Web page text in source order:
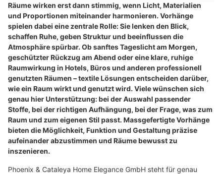
Räume wirken erst dann stimmig, wenn Licht, Materialien
und Proportionen miteinander harmonieren. Vorhänge
spielen dabei eine zentrale Rolle: Sie lenken den Blick,
schaffen Ruhe, geben Struktur und beeinflussen die
Atmosphäre spürbar. Ob sanftes Tageslicht am Morgen,
geschützter Rückzug am Abend oder eine klare, ruhige
Raumwirkung in Hotels, Büros und anderen professionell
genutzten Räumen – textile Lösungen entscheiden darüber,
wie ein Raum wirkt und genutzt wird. Viele wünschen sich
genau hier Unterstützung: bei der Auswahl passender
Stoffe, bei der richtigen Aufhängung, bei der Frage, was zum
Raum und zum eigenen Stil passt. Massgefertigte Vorhänge
bieten die Möglichkeit, Funktion und Gestaltung präzise
aufeinander abzustimmen und Räume bewusst zu
inszenieren.
Phoenix & Cataleya Home Elegance GmbH steht für genau